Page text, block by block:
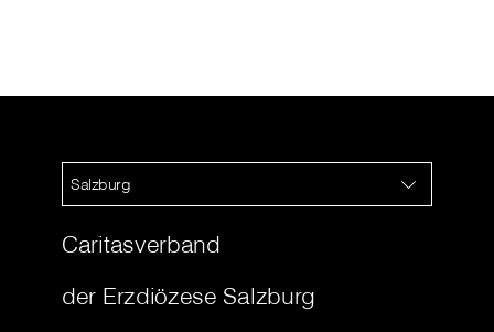
Salzburg
Caritasverband
der Erzdiözese Salzburg